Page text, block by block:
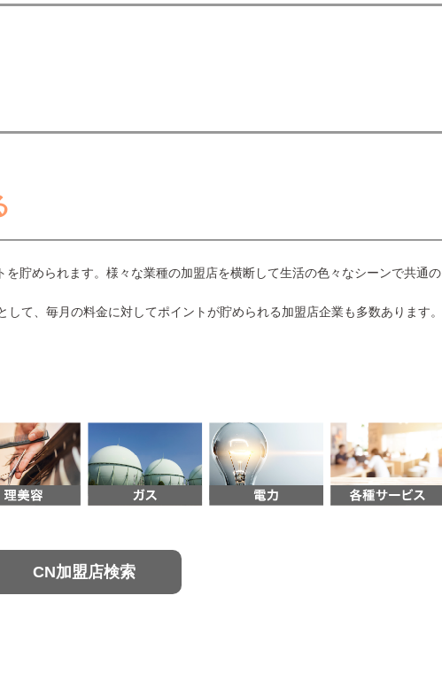
貯められます。様々な業種の加盟店を横断して生活の色々なシーンで共通の
て、毎月の料金に対してポイントが貯められる加盟店企業も多数あります。
CN加盟店検索